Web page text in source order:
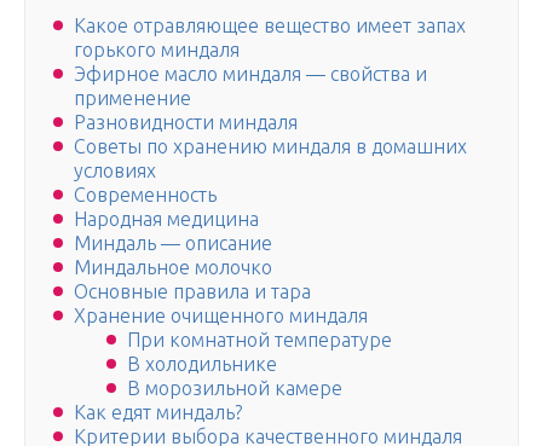
Какое отравляющее вещество имеет запах
горького миндаля
Эфирное масло миндаля — свойства и
применение
Разновидности миндаля
Советы по хранению миндаля в домашних
условиях
Современность
Народная медицина
Миндаль — описание
Миндальное молочко
Основные правила и тара
Хранение очищенного миндаля
При комнатной температуре
В холодильнике
В морозильной камере
Как едят миндаль?
Критерии выбора качественного миндаля